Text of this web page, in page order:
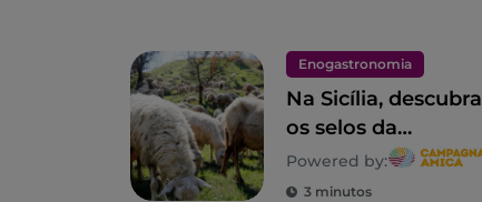
Enogastronomia
Na Sicília, descubra
os selos da
biodiversidade
rural
Powered by:
3 minutos